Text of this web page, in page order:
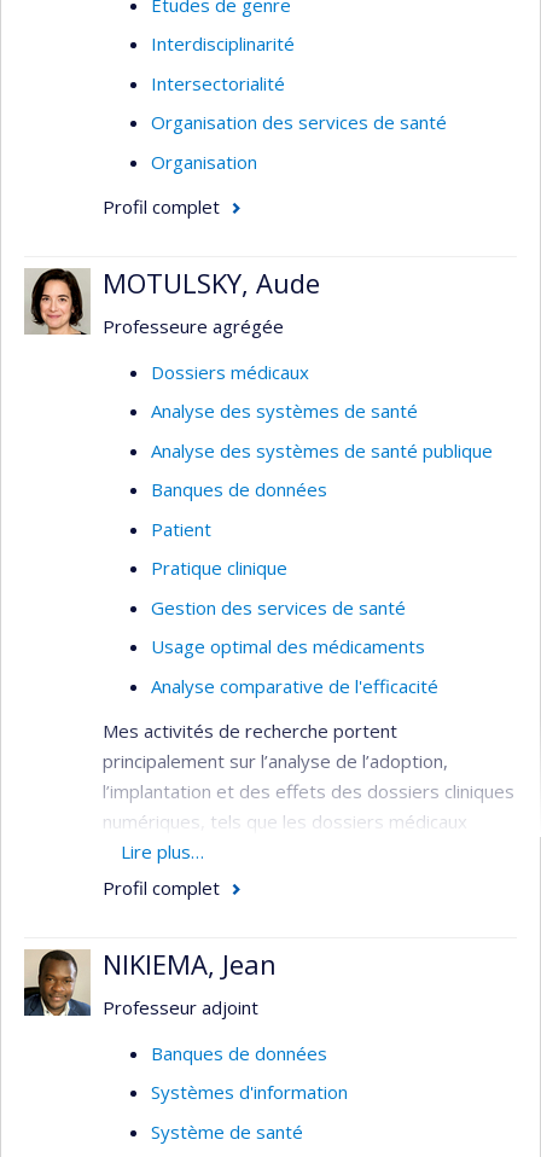
Interdisciplinarité
Intersectorialité
Organisation des services de santé
Organisation
Profil complet
MOTULSKY, Aude
Professeure agrégée
Dossiers médicaux
Analyse des systèmes de santé
Analyse des systèmes de santé publique
Banques de données
Patient
Pratique clinique
Gestion des services de santé
Usage optimal des médicaments
Analyse comparative de l'efficacité
Mes activités de recherche portent
principalement sur l’analyse de l’adoption,
l’implantation et des effets des dossiers cliniques
numériques, tels que les dossiers médicaux
électroniques (DME), les dossiers cliniques
informatisés (DCI), le Dossier santé Québec
facilitent et limitent l’utilisation et l’utilisabilité des
outils, et l’interprétabilité des données cliniques
des patients. Le tout dans une perspective de
développer les capacités analytiques, autant à
des fins cliniques, gestionnaire et de recherche.
Lire plus…
Profil complet
NIKIEMA, Jean
Professeur adjoint
Banques de données
Systèmes d'information
Système de santé